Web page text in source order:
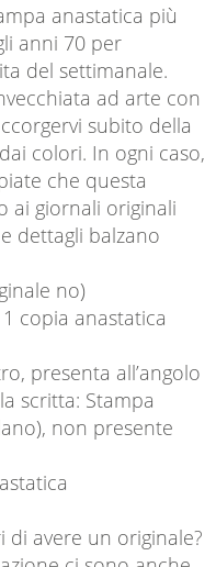
anastatica più
anni 70 per
del settimanale.
ad arte con
subito della
colori. In ogni caso,
che questa
ai giornali originali
dettagli balzano
no)
presenta all’angolo
scritta: Stampa
non presente
di avere un originale?